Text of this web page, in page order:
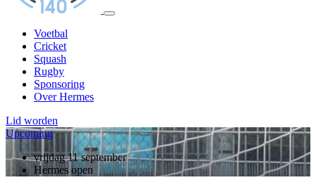
Voetbal
Cricket
Squash
Rugby
Sponsoring
Over Hermes
Lid worden
Upcoming
zondag 13 september
10 jarig jubileum, rugby
vrijdag 11 september
Hermes open